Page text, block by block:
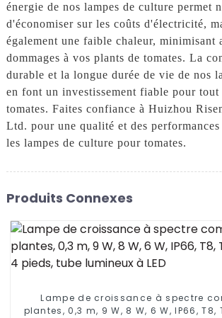
énergie de nos lampes de culture permet
d'économiser sur les coûts d'électricité,
également une faible chaleur, minimisant
dommages à vos plants de tomates. La
durable et la longue durée de vie de nos
en font un investissement fiable pour tout
tomates. Faites confiance à Huizhou
Ltd. pour une qualité et des performances
les lampes de culture pour tomates.
Produits Connexes
Lampe de croissance à spectre
plantes, 0,3 m, 9 W, 8 W, 6 W, IP66, T8,